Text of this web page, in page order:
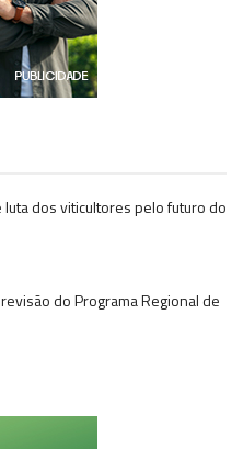
dos viticultores pelo futuro do
do Programa Regional de